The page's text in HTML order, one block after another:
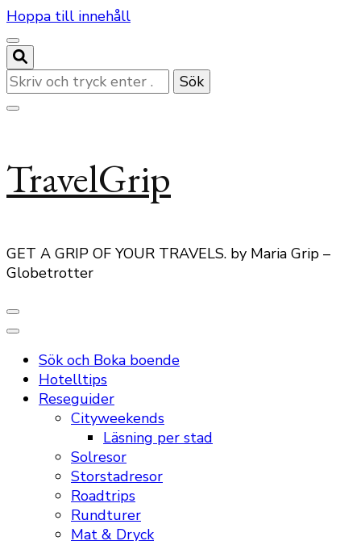
Hoppa till innehåll
Letar
du
efter
TravelGrip
GET A GRIP OF YOUR TRAVELS. by Maria Grip –
Globetrotter
Sök och Boka boende
Hotelltips
Reseguider
Cityweekends
Läsning per stad
Solresor
Storstadresor
Roadtrips
Rundturer
Mat & Dryck